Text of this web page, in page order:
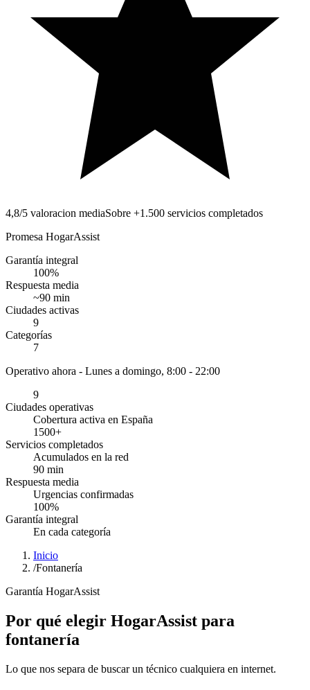
4,8/5 valoracion mediaSobre +1.500 servicios completados
Promesa HogarAssist
Garantía integral
100%
Respuesta media
~90 min
Ciudades activas
9
Categorías
7
Operativo ahora - Lunes a domingo, 8:00 - 22:00
9
Ciudades operativas
Cobertura activa en España
1500+
Servicios completados
Acumulados en la red
90 min
Respuesta media
Urgencias confirmadas
100%
Garantía integral
En cada categoría
Inicio
/Fontanería
Garantía HogarAssist
Por qué elegir HogarAssist para
fontanería
Lo que nos separa de buscar un técnico cualquiera en internet.